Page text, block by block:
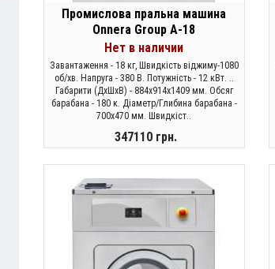
Промислова пральна машина
Onnera Group A-18
Нет в наличии
Завантаження - 18 кг, Швидкість віджиму-1080
об/хв. Напруга - 380 В. Потужність - 12 кВт. ..
Габарити (ДхШхВ) - 884х914х1409 мм. Обсяг
барабана - 180 к. Діаметр/Глибина барабана -
700х470 мм. Швидкіст..
347110 грн.